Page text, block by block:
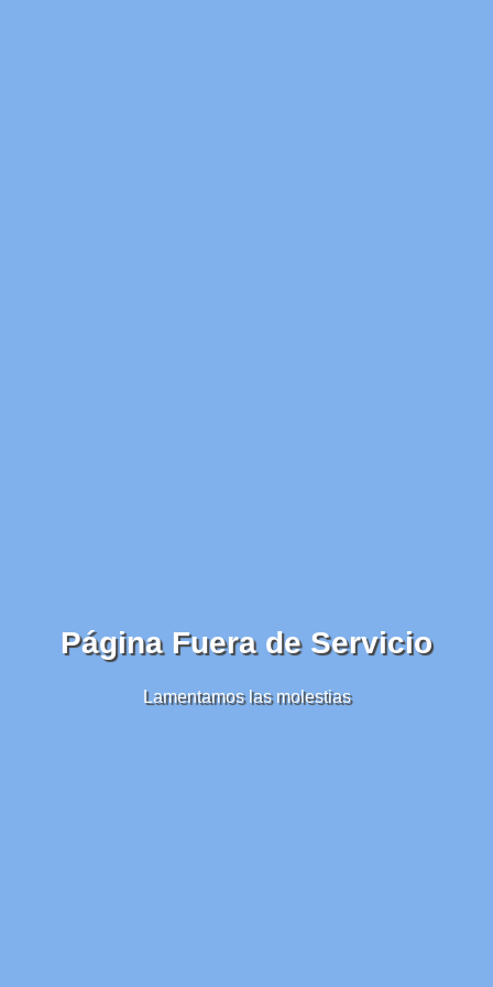
Página Fuera de Servicio
Lamentamos las molestias